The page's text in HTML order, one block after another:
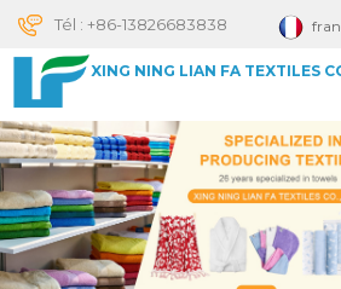
Tél : +86-13826683838
XING NING LIAN FA TEXTILES